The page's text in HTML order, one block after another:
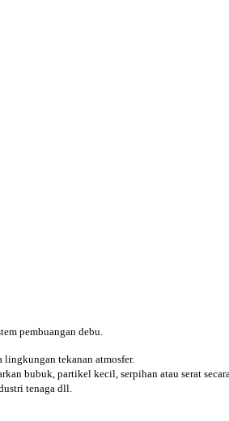
pembuangan debu.
lingkungan tekanan atmosfer.
bubuk, partikel kecil, serpihan atau serat
tenaga dll.